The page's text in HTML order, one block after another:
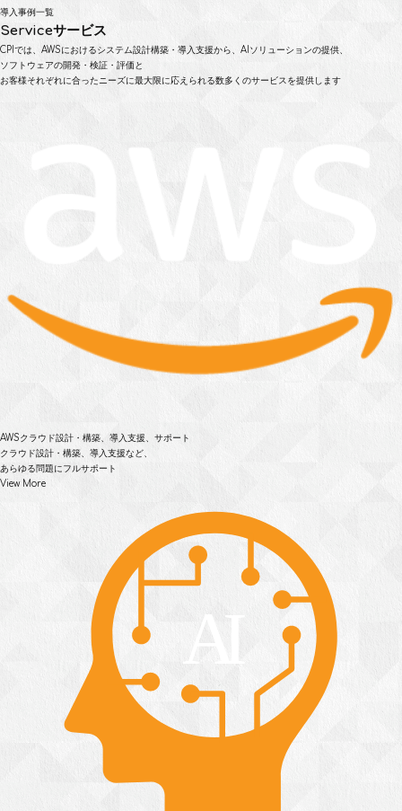
導入事例一覧
Serviceサービス
CPIでは、AWSにおけるシステム設計構築・導入支援から、AIソリューションの提供、
ソフトウェアの開発・検証・評価と
お客様それぞれに合ったニーズに最大限に応えられる数多くのサービスを提供します
AWSクラウド設計・構築、 導入支援、サポート
クラウド設計・構築、導入支援など、
あらゆる問題にフルサポート
View More